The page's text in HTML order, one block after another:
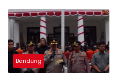
Pondok Pesantren di Kota
Bandung
Bandung